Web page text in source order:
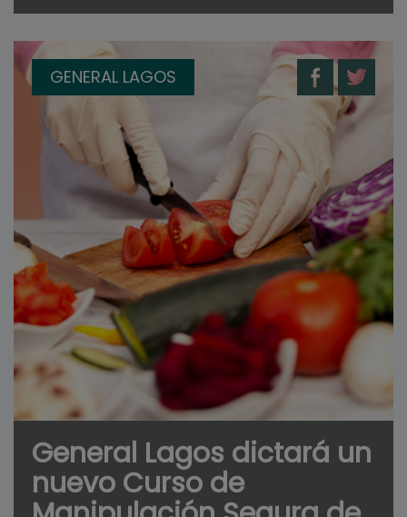
GENERAL LAGOS
General Lagos dictará un
nuevo Curso de